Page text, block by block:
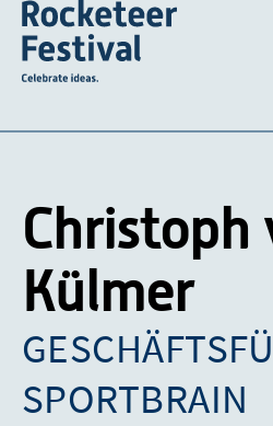
Christoph
Külmer
SPORTBRAIN